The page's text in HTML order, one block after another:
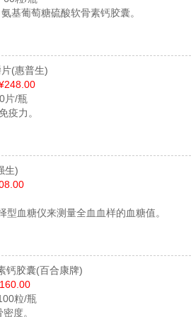
基葡萄糖硫酸软骨素钙胶囊。
(惠普生)
片/瓶
疫力。
生)
型血糖仪来测量全血血样的血糖值。
钙胶囊(百合康牌)
粒/瓶
度。